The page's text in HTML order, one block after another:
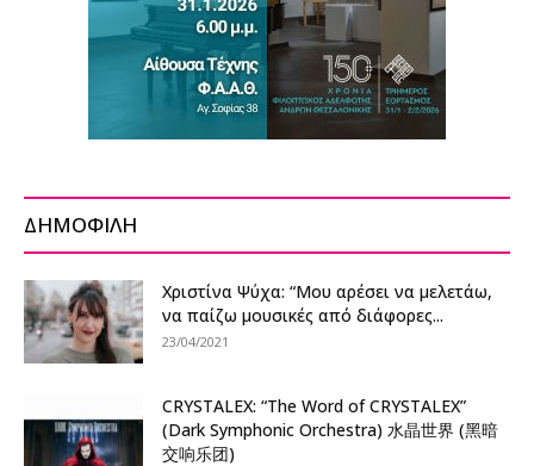
ΔΗΜΟΦΙΛΗ
Χριστίνα Ψύχα: “Μου αρέσει να μελετάω,
να παίζω μουσικές από διάφορες...
23/04/2021
CRYSTALEX: “The Word of CRYSTALEX”
(Dark Symphonic Orchestra) 水晶世界 (黑暗
交响乐团)